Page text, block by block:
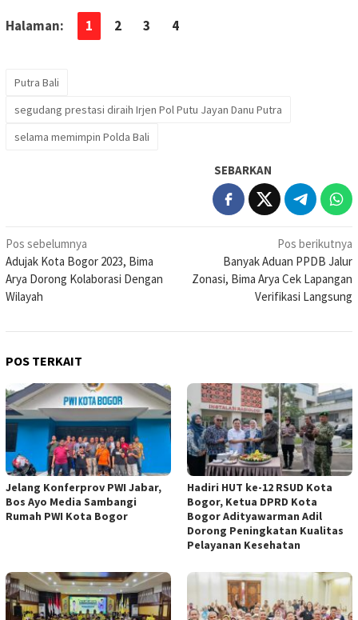
Halaman: 1 2 3 4
Putra Bali
segudang prestasi diraih Irjen Pol Putu Jayan Danu Putra
selama memimpin Polda Bali
SEBARKAN
Navigasi
pos
Pos sebelumnya
Adujak Kota Bogor 2023, Bima
Arya Dorong Kolaborasi Dengan
Wilayah
Pos berikutnya
Banyak Aduan PPDB Jalur
Zonasi, Bima Arya Cek Lapangan
Verifikasi Langsung
POS TERKAIT
Jelang Konferprov PWI Jabar,
Bos Ayo Media Sambangi
Rumah PWI Kota Bogor
Hadiri HUT ke-12 RSUD Kota
Bogor, Ketua DPRD Kota
Bogor Adityawarman Adil
Dorong Peningkatan Kualitas
Pelayanan Kesehatan